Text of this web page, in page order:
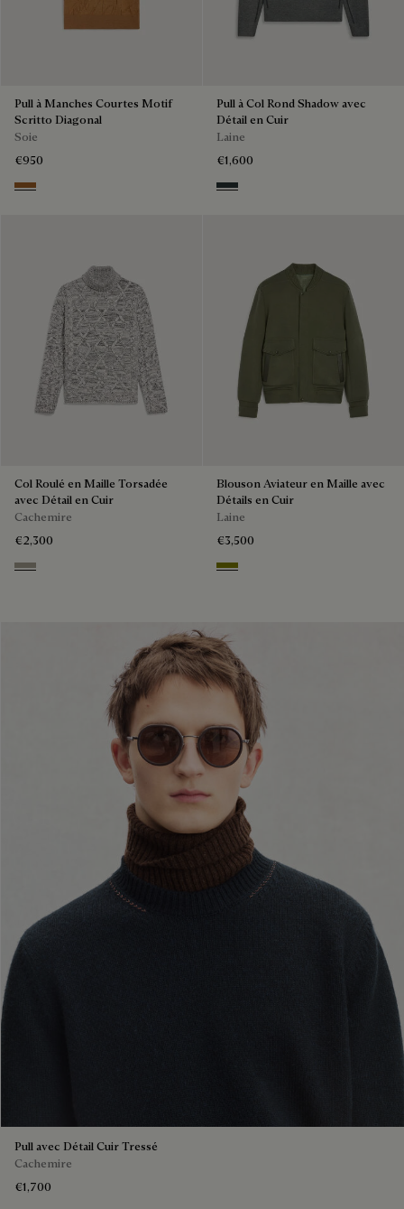
Pull à Manches Courtes Motif
Scritto Diagonal
Soie
€950
Tobacco
Pull à Col Rond Shadow avec
Détail en Cuir
Laine
€1,600
Midnight Grey
Col Roulé en Maille Torsadée
avec Détail en Cuir
Cachemire
€2,300
Ecru & Noir
Blouson Aviateur en Maille avec
Détails en Cuir
Laine
€3,500
Olive
Pull avec Détail Cuir Tressé
Cachemire
€1,700